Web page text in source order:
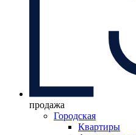
продажа
Городская
Квартиры